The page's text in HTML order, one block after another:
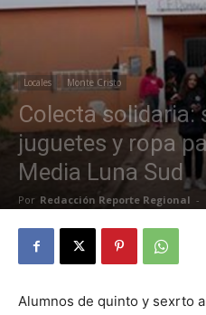
Locales Monte Cristo
Colecta solidaria:
juguetes y ropa
Media Luna Sud
Por Redacción Reporte Regional -
Alumnos de quinto y sexrto